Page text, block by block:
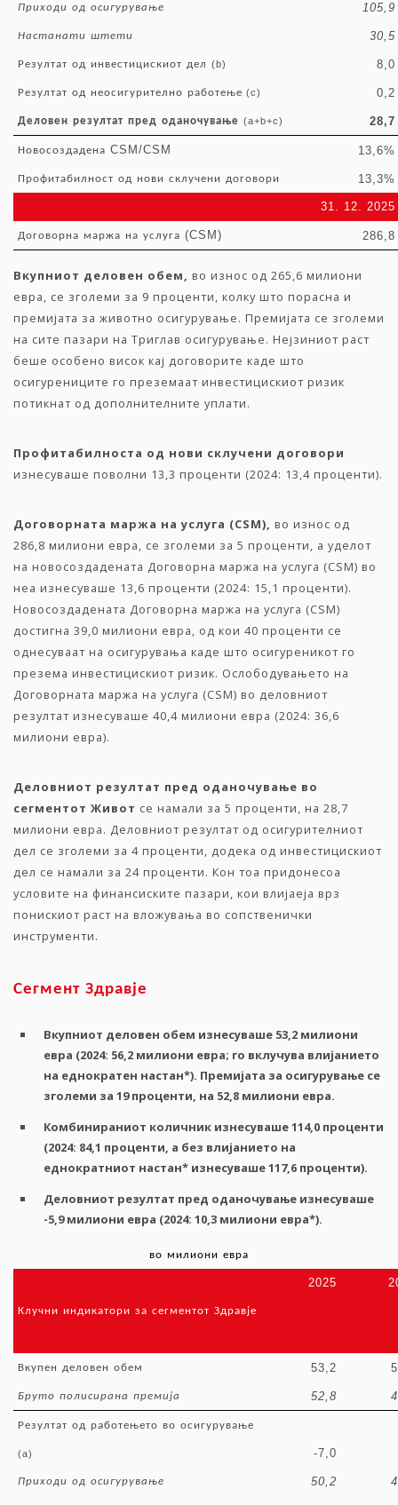
Приходи од осигурување 105,9
Настанати штети 30,5
Резултат од инвестицискиот дел (b) 8,0
Резултат од неосигурително работење (c) 0,2
Деловен резултат пред оданочување (a+b+c) 28,7
Новосоздадена CSM/CSM 13,6%
Профитабилност од нови склучени договори 13,3%
31. 12. 2025
Договорна маржа на услуга (CSM) 286,8
Вкупниот деловен обем, во износ од 265,6 милиони
евра, се зголеми за 9 проценти, колку што порасна и
премијата за животно осигурување. Премијата се зголеми
на сите пазари на Триглав осигурување. Нејзиниот раст
беше особено висок кај договорите каде што
осигурениците го преземаат инвестицискиот ризик
потикнат од дополнителните уплати.
Профитабилноста од нови склучени договори
изнесуваше поволни 13,3 проценти (2024: 13,4 проценти).
Договорната маржа на услуга (CSM), во износ од
286,8 милиони евра, се зголеми за 5 проценти, а уделот
на новосоздадената Договорна маржа на услуга (CSM) во
неа изнесуваше 13,6 проценти (2024: 15,1 проценти).
Новосоздадената Договорна маржа на услуга (CSM)
достигна 39,0 милиони евра, од кои 40 проценти се
однесуваат на осигурувања каде што осигуреникот го
презема инвестицискиот ризик. Ослободувањето на
Договорната маржа на услуга (CSM) во деловниот
резултат изнесуваше 40,4 милиони евра (2024: 36,6
милиони евра).
Деловниот резултат пред оданочување во
сегментот Живот се намали за 5 проценти, на 28,7
милиони евра. Деловниот резултат од осигурителниот
дел се зголеми за 4 проценти, додека од инвестицискиот
дел се намали за 24 проценти. Кон тоа придонесоа
условите на финансиските пазари, кои влијаеја врз
понискиот раст на вложувања во сопственички
инструменти.
Сегмент Здравје
Вкупниот деловен обем изнесуваше 53,2 милиони
евра (2024: 56,2 милиони евра; го вклучува влијанието
на еднократен настан*). Премијата за осигурување се
зголеми за 19проценти, на 52,8 милиони евра.
Комбинираниот количник изнесуваше114,0 проценти
(2024: 84,1 проценти, а без влијанието на
еднократниот настан* изнесуваше117,6 проценти).
Деловниот резултат пред оданочување изнесуваше
-5,9милиони евра (2024: 10,3 милиони евра*).
во милиони евра
Клучни индикатори за сегментот Здравје
2025
Вкупен деловен обем 53,2
Бруто полисирана премија 52,8
Резултат од работењето во осигурување
(a) -7,0
Приходи од осигурување 50,2